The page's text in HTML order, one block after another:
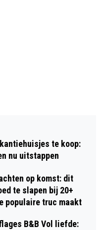
te koop:
nu uitstappen
op komst: dit
te slapen bij 20+
populaire truc maakt
B&B Vol liefde: